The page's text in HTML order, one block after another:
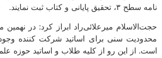
نامه سطح ۳، تحقیق پایانی و کتاب ثبت نمایند.
حجت‌الاسلام میرعلائی‌راد ابراز کرد: در
است. از این رو از کلیه طلاب و اساتید حوزه